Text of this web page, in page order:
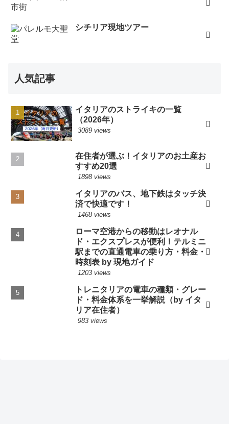
シチリア現地ツアー
人気記事
イタリアのストライキの一覧
（2026年）
3089 views
在住者が選ぶ！イタリアのお土産お
すすめ20選
1898 views
イタリアのバス、地下鉄はタッチ決
済で快適です！
1468 views
ローマ空港からの移動はレオナル
ド・エクスプレスが便利！テルミニ
駅までの直通電車の乗り方・料金・
時刻表 by 現地ガイド
1203 views
トレニタリアの電車の種類・グレー
ド・料金体系を一挙解説（by イタ
リア在住者）
983 views